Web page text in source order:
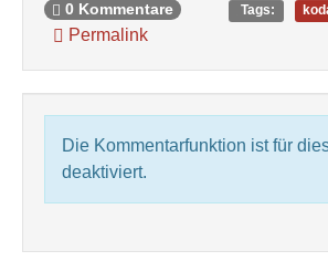
0 Kommentare
Permalink
Tags:
Die Kommentarfunktion ist für
deaktiviert.